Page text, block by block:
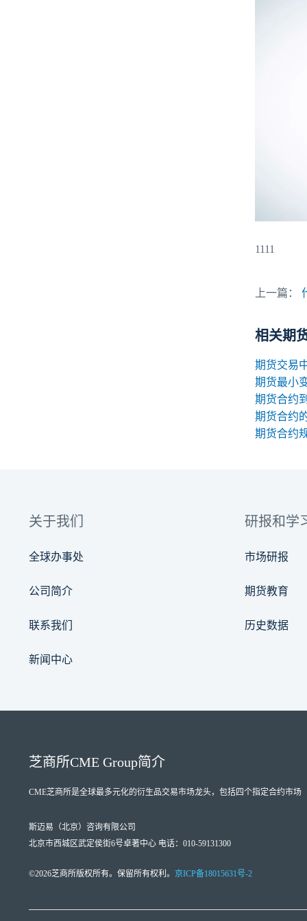
1111
上一篇：
相关期
期货最小
期货合约
期货合约
关于我们
全球办事处
公司简介
联系我们
新闻中心
研报和学
市场研报
期货教育
历史数据
芝商所CME Group简介
CME芝商所是全球最多元化的衍生品交易市场龙头，包括四个指定合约市场
斯迈易（北京）咨询有限公司
北京市西城区武定侯街6号卓著中心 电话：010-59131300
©2026芝商所版权所有。保留所有权利。 京ICP备18015631号-2